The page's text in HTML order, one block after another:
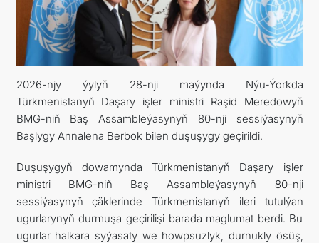
KONSULLYK HYZMATLARY
DIM
ARAGATNAŞYK
2026-njy ýylyň 28-nji maýynda Nýu-Ýorkda
Türkmenistanyň Daşary işler ministri Raşid Meredowyň
BMG-niň Baş Assambleýasynyň 80-nji sessiýasynyň
Başlygy Annalena Berbok bilen duşuşygy geçirildi.
Duşuşygyň dowamynda Türkmenistanyň Daşary işler
ministri BMG-niň Baş Assambleýasynyň 80-nji
sessiýasynyň çäklerinde Türkmenistanyň ileri tutulýan
ugurlarynyň durmuşa geçirilişi barada maglumat berdi. Bu
ugurlar halkara syýasaty we howpsuzlyk, durnukly ösüş,